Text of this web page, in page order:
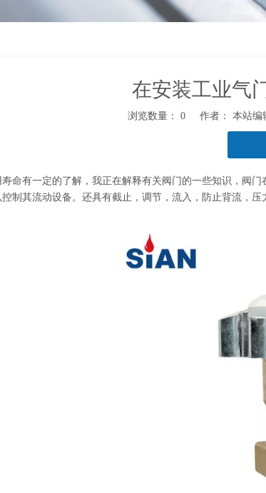
在安装工业气
浏览数量： 0作者： 本站编
命有一定的了解，我正在解释有关阀门的一些知识，阀
制其流动设备。还具有截止，调节，流入，防止背流，